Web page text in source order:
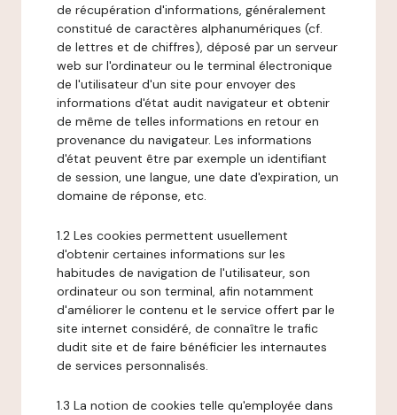
de récupération d'informations, généralement
constitué de caractères alphanumériques (cf.
de lettres et de chiffres), déposé par un serveur
web sur l'ordinateur ou le terminal électronique
de l'utilisateur d'un site pour envoyer des
informations d'état audit navigateur et obtenir
de même de telles informations en retour en
provenance du navigateur. Les informations
d'état peuvent être par exemple un identifiant
de session, une langue, une date d'expiration, un
domaine de réponse, etc.
1.2 Les cookies permettent usuellement
d'obtenir certaines informations sur les
habitudes de navigation de l'utilisateur, son
ordinateur ou son terminal, afin notamment
d'améliorer le contenu et le service offert par le
site internet considéré, de connaître le trafic
dudit site et de faire bénéficier les internautes
de services personnalisés.
1.3 La notion de cookies telle qu'employée dans